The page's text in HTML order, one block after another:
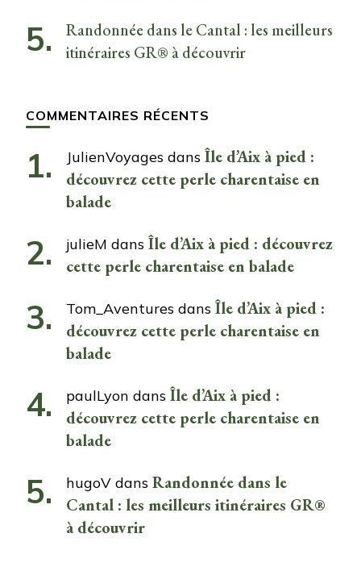
Randonnée dans le Cantal : les meilleurs
itinéraires GR® à découvrir
COMMENTAIRES RÉCENTS
JulienVoyages dans Île d’Aix à pied :
découvrez cette perle charentaise en
balade
julieM dans Île d’Aix à pied : découvrez
cette perle charentaise en balade
Tom_Aventures dans Île d’Aix à pied :
découvrez cette perle charentaise en
balade
paulLyon dans Île d’Aix à pied :
découvrez cette perle charentaise en
balade
hugoV dans Randonnée dans le
Cantal : les meilleurs itinéraires GR®
à découvrir